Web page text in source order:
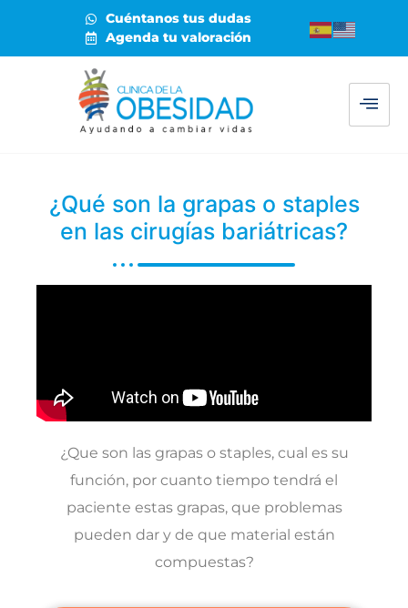
Cuéntanos tus dudas
Agenda tu valoración
¿Qué son la grapas o staples
en las cirugías bariátricas?
¿Que son las grapas o staples, cual es su
función, por cuanto tiempo tendrá el
paciente estas grapas, que problemas
pueden dar y de que material están
compuestas?